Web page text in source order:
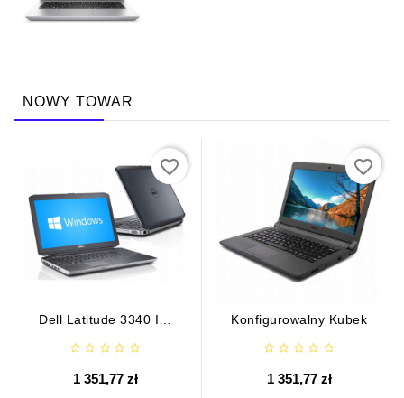
NOWY TOWAR
Dell Latitude 3340 I3-
SSD Win10
1 351,77 zł
favorite_border
Konfigurowalny Kubek
1 351,77 zł
favorite_border